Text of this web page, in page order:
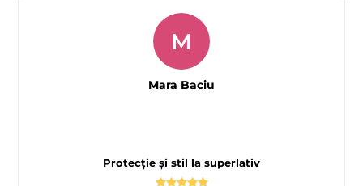
Protecție și stil la superlativ
M
Mara Baciu